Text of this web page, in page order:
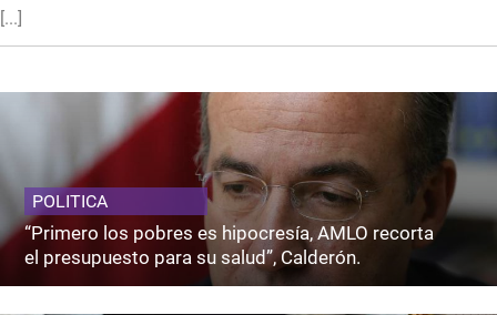
[...]
POLITICA
“Primero los pobres es hipocresía, AMLO recorta
el presupuesto para su salud”, Calderón.